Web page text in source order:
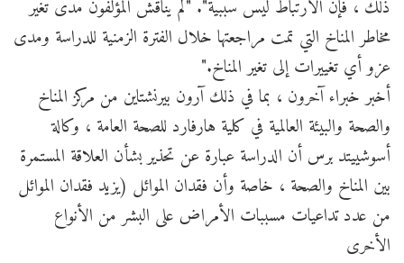
ذلك ، فإن الارتباط ليس سببية". "لم يناقش المؤلفون مدى تغير
مخاطر المناخ التي تمت مراجعتها خلال الفترة الزمنية للدراسة ومدى
عزو أي تغييرات إلى تغير المناخ."
أخبر خبراء آخرون ، بما في ذلك آرون بيرنشتاين من مركز المناخ
والصحة والبيئة العالمية في كلية هارفارد للصحة العامة ، وكالة
أسوشييتد برس أن الدراسة عبارة عن تحذير بشأن العلاقة المستمرة
بين المناخ والصحة ، خاصة وأن فقدان الموائل (يزيد فقدان الموائل
من عدد تداعيات مسببات الأمراض على البشر من الأنواع
الأخرى